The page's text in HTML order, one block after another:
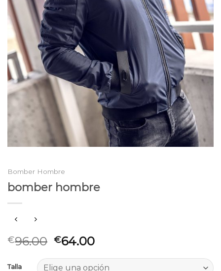
Bomber Hombre
bomber hombre
€96.00 €64.00
Talla